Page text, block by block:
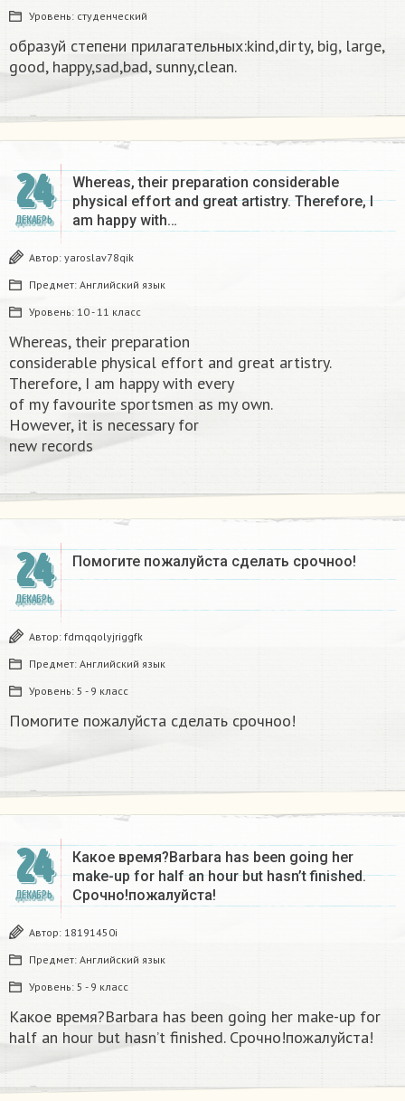
Уровень: студенческий
образуй степени прилагательных:kind,dirty, big, large,
good, happy,sad,bad, sunny,clean.​
24
ДЕКАБРЬ
Whereas, their preparation considerable
physical effort and great artistry. Therefore, I
am happy with…
Автор: yaroslav78qik
Предмет: Английский язык
Уровень: 10 - 11 класс
Whereas, their preparation
considerable physical effort and great artistry.
Therefore, I am happy with every
of my favourite sportsmen as my own.
However, it is necessary for
new records​
24
ДЕКАБРЬ
Помогите пожалуйста сделать срочноо! ​
Автор: fdmqqolyjriggfk
Предмет: Английский язык
Уровень: 5 - 9 класс
Помогите пожалуйста сделать срочноо!
24
ДЕКАБРЬ
Какое время?Barbara has been going her
make-up for half an hour but hasn’t finished.
Срочно!пожалуйста!
Автор: 18191450i
Предмет: Английский язык
Уровень: 5 - 9 класс
Какое время?Barbara has been going her make-up for
half an hour but hasn’t finished. Срочно!пожалуйста!